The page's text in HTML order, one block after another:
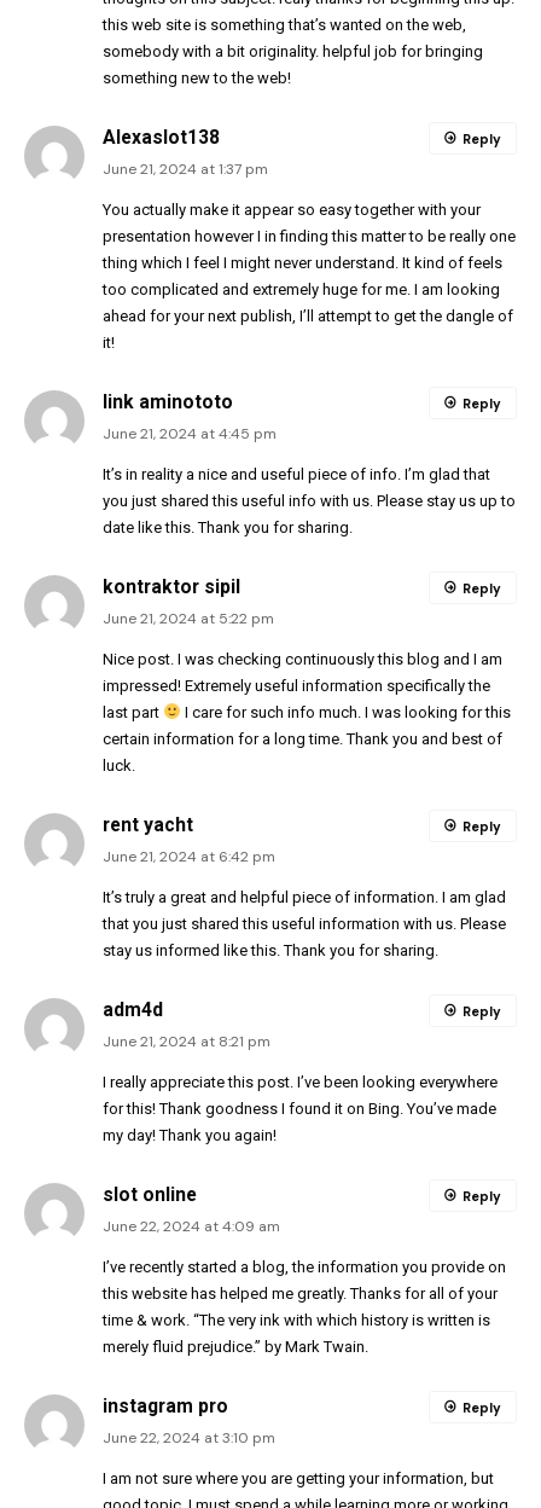
this web site is something that’s wanted on the web,
somebody with a bit originality. helpful job for bringing
something new to the web!
Alexaslot138
June 21, 2024 at 1:37 pm
You actually make it appear so easy together with your
presentation however I in finding this matter to be really one
thing which I feel I might never understand. It kind of feels
too complicated and extremely huge for me. I am looking
ahead for your next publish, I’ll attempt to get the dangle of
it!
Reply
link aminototo
June 21, 2024 at 4:45 pm
It’s in reality a nice and useful piece of info. I’m glad that
you just shared this useful info with us. Please stay us up to
date like this. Thank you for sharing.
Reply
kontraktor sipil
June 21, 2024 at 5:22 pm
Nice post. I was checking continuously this blog and I am
impressed! Extremely useful information specifically the
last part
I care for such info much. I was looking for this
certain information for a long time. Thank you and best of
luck.
Reply
rent yacht
June 21, 2024 at 6:42 pm
It’s truly a great and helpful piece of information. I am glad
that you just shared this useful information with us. Please
stay us informed like this. Thank you for sharing.
Reply
adm4d
June 21, 2024 at 8:21 pm
I really appreciate this post. I’ve been looking everywhere
for this! Thank goodness I found it on Bing. You’ve made
my day! Thank you again!
Reply
slot online
June 22, 2024 at 4:09 am
I’ve recently started a blog, the information you provide on
this website has helped me greatly. Thanks for all of your
time & work. “The very ink with which history is written is
merely fluid prejudice.” by Mark Twain.
Reply
instagram pro
June 22, 2024 at 3:10 pm
I am not sure where you are getting your information, but
Reply